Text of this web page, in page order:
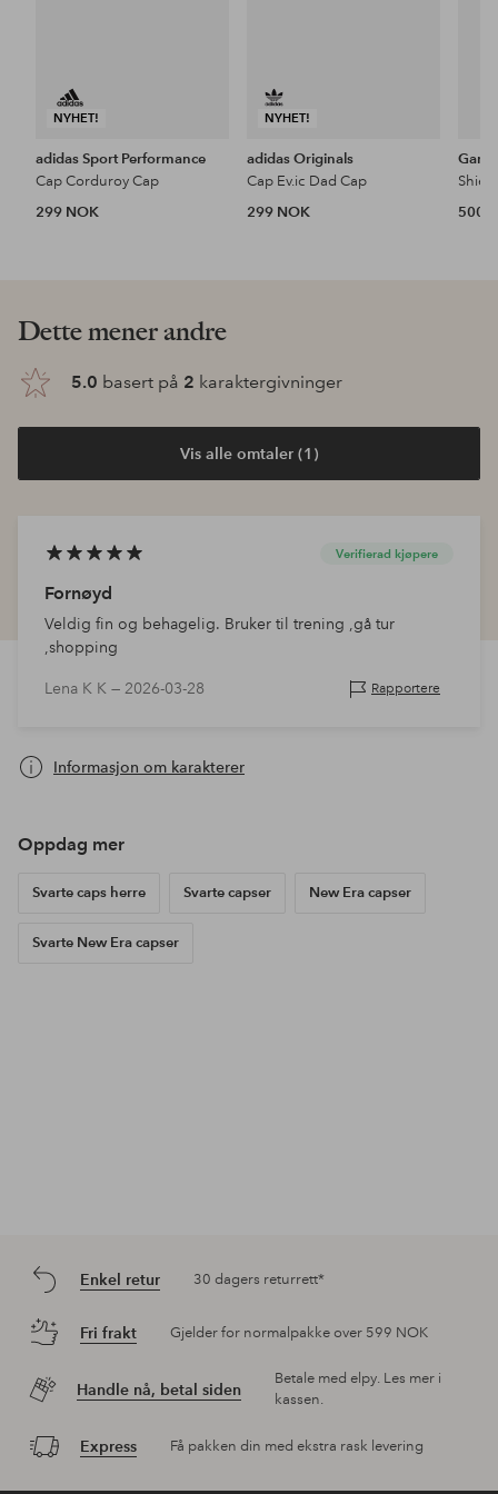
NYHET!
adidas Sport Performance
Cap Corduroy Cap
299 NOK
NYHET!
adidas Originals
Cap Ev.ic Dad Cap
299 NOK
Gant
500
Dette mener andre
5.0 basert på 2 karaktergivninger
Vis alle omtaler (1)
Verifierad kjøpere
Fornøyd
Veldig fin og behagelig. Bruker til trening ,gå tur
,shopping
Lena K K — 2026-03-28 Rapportere
Informasjon om karakterer
Oppdag mer
Svarte caps herre Svarte capser New Era capser
Svarte New Era capser
Enkel retur 30 dagers returrett*
Fri frakt Gjelder for normalpakke over 599 NOK
Handle nå, betal siden
Betale med elpy. Les mer i
kassen.
Express Få pakken din med ekstra rask levering